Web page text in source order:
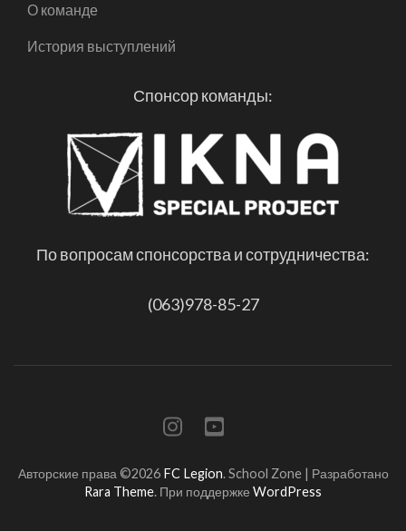
О команде
История выступлений
Спонсор команды:
По вопросам спонсорства и сотрудничества:
(063)978-85-27
Авторские права ©2026 FC Legion. School Zone | Разработано
Rara Theme. При поддержке WordPress